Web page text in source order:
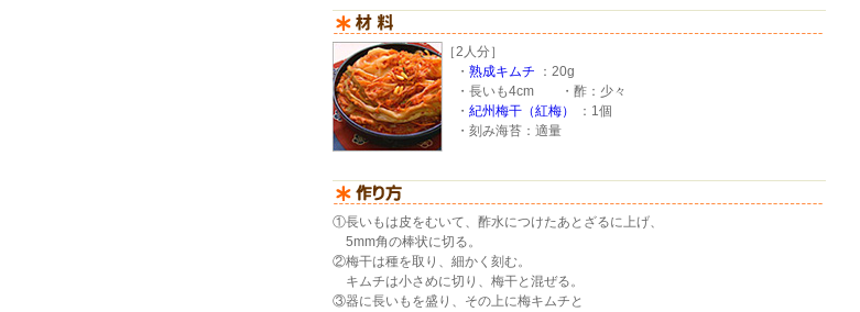
［2人分］
・ 熟成キムチ ：20g
・長いも4cm ・酢：少々
・ 紀州梅干（紅梅）
：1個
・刻み海苔：適量
①長いもは皮をむいて、酢水につけたあとざるに上げ、
5mm角の棒状に切る。
②梅干は種を取り、細かく刻む。
キムチは小さめに切り、梅干と混ぜる。
③器に長いもを盛り、その上に梅キムチと